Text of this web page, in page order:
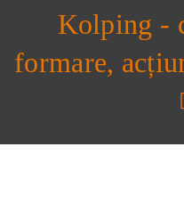
Kolping -
formare,